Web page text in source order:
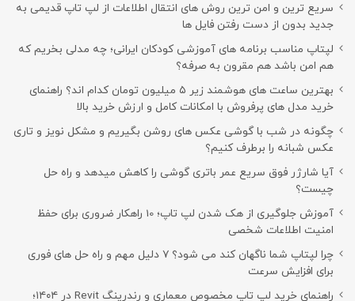
سریع ترین و امن ترین روش های انتقال اطلاعات از لپ تاپ قدیمی به
جدید بدون از دست رفتن فایل ها
لپتاپ مناسب برنامه های آموزشی کودکان ایرانی؛ چه مدلی بخریم که
هم امن باشد هم مقرون به صرفه؟
بهترین ساعت های هوشمند زیر ۵ میلیون تومان کدام اند؟ راهنمای
خرید مدل های پرفروش با امکانات کامل و ارزش خرید بالا
چگونه در شب با گوشی عکس های روشن بگیریم و مشکل نویز و تاری
عکس شبانه را برطرف کنیم؟
آیا شارژر فوق سریع عمر باتری گوشی را کاهش میدهد و راه حل
چیست؟
آموزش جلوگیری از هک شدن لپ تاپ؛ 10 راهکار ضروری برای حفظ
امنیت اطلاعات شخصی
چرا لپتاپ شما ناگهان کند می شود؟ ۷ دلیل مهم و راه حل های فوری
برای افزایش سرعت
راهنمای خرید لپ تاپ مخصوص معماری و رندرینگ Revit در ۱۴۰۴؛